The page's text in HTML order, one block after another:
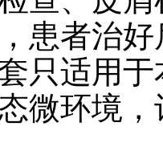
患者治
只适用
微环境